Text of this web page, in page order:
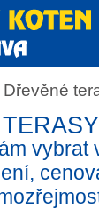
Dřevěné
vybrat